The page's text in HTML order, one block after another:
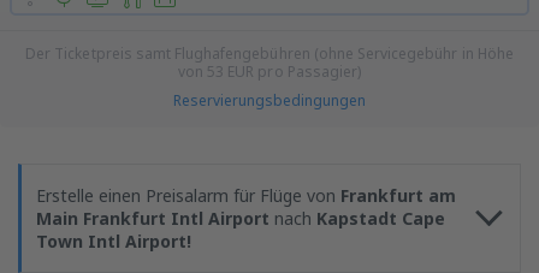
Der Ticketpreis samt Flughafengebühren (ohne Servicegebühr in Höhe
von 53 EUR pro Passagier)
Reservierungsbedingungen
Erstelle einen Preisalarm für Flüge von Frankfurt am
Main Frankfurt Intl Airport nach Kapstadt Cape
Town Intl Airport!